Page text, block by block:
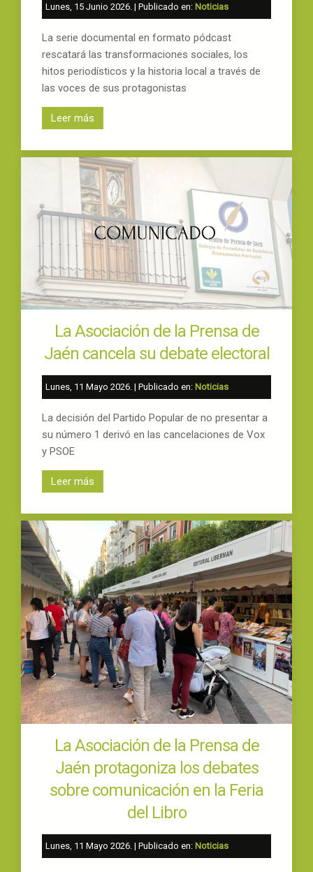
Lunes, 15 Junio 2026. | Publicado en: Noticias
La serie documental en formato pódcast
rescatará las transformaciones sociales, los
hitos periodísticos y la historia local a través de
las voces de sus protagonistas
Leer más
La Asociación de la Prensa de
Jaén cancela su debate electoral
Lunes, 11 Mayo 2026. | Publicado en: Noticias
La decisión del Partido Popular de no presentar a
su número 1 derivó en las cancelaciones de Vox
y PSOE
Leer más
La Asociación de la Prensa de
Jaén protagoniza los debates
sobre comunicación en la Feria
del Libro
Lunes, 11 Mayo 2026. | Publicado en: Noticias